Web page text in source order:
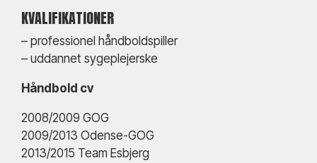
KVALIFIKATIONER
– professionel håndboldspiller
– uddannet sygeplejerske
Håndbold cv
2008/2009 GOG
2009/2013 Odense-GOG
2013/2015 Team Esbjerg